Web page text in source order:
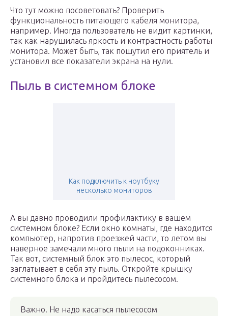
Что тут можно посоветовать? Проверить
функциональность питающего кабеля монитора,
например. Иногда пользователь не видит картинки,
так как нарушилась яркость и контрастность работы
монитора. Может быть, так пошутил его приятель и
установил все показатели экрана на нули.
Пыль в системном блоке
Как подключить к ноутбуку
несколько мониторов
А вы давно проводили профилактику в вашем
системном блоке? Если окно комнаты, где находится
компьютер, напротив проезжей части, то летом вы
наверное замечали много пыли на подоконниках.
Так вот, системный блок это пылесос, который
заглатывает в себя эту пыль. Откройте крышку
системного блока и пройдитесь пылесосом.
Важно. Не надо касаться пылесосом